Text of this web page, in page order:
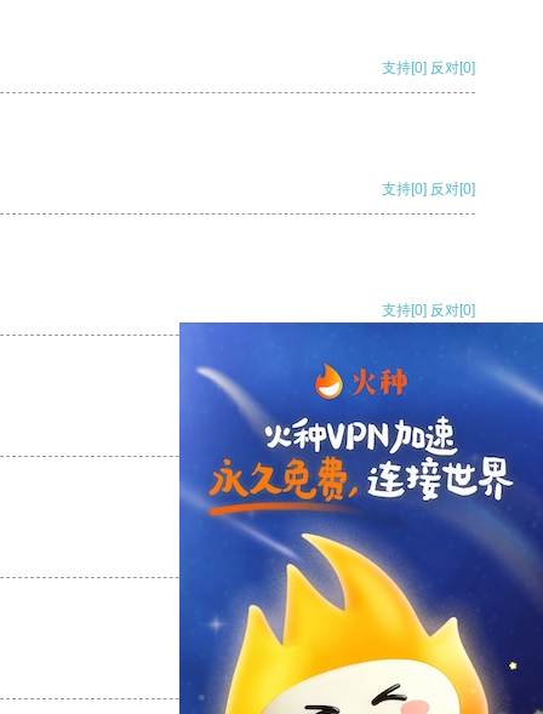
支持[0] 反对[0]
支持[0] 反对[0]
支持[0] 反对[0]
支持[0] 反对
支持
反对 [0]